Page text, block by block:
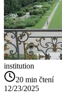
institution
20 min čtení
12/23/2025